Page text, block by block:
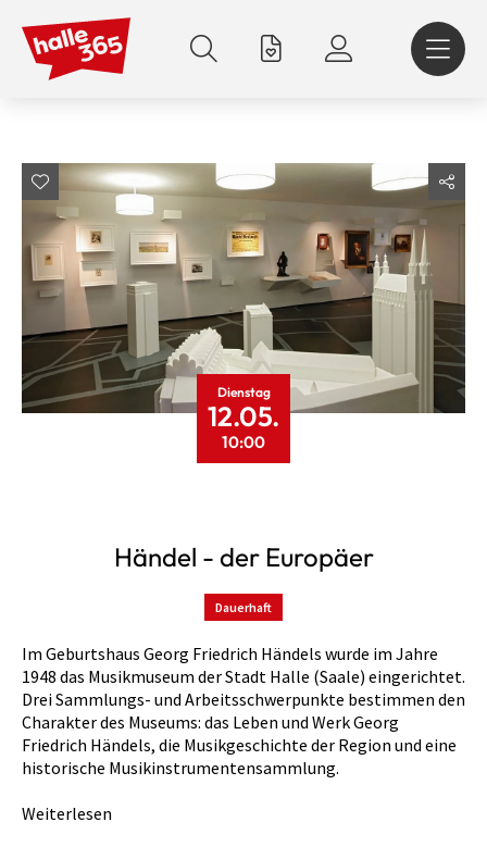
zum
Inhalt
Dienstag
12.05.
10:00
Händel - der Europäer
Dauerhaft
Im Geburtshaus Georg Friedrich Händels wurde im Jahre
1948 das Musikmuseum der Stadt Halle (Saale) eingerichtet.
Drei Sammlungs- und Arbeitsschwerpunkte bestimmen den
Charakter des Museums: das Leben und Werk Georg
Friedrich Händels, die Musikgeschichte der Region und eine
historische Musikinstrumentensammlung.
Weiterlesen